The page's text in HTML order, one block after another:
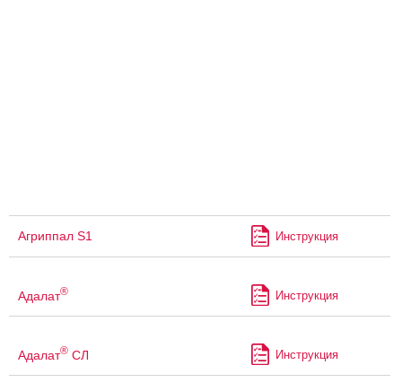
Агриппал S1 Инструкция
Адалат® Инструкция
Адалат® СЛ Инструкция